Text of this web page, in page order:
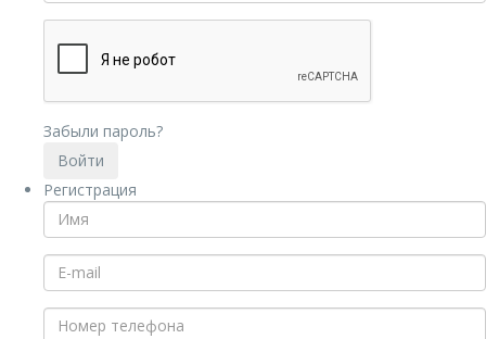
Забыли пароль?
Регистрация